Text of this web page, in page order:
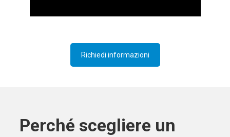
Richiedi informazioni
Perché scegliere un